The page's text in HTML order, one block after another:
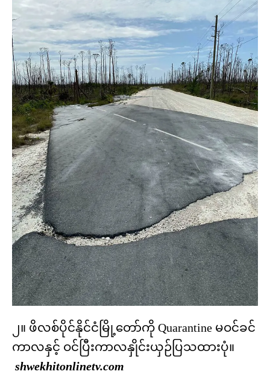
၂။ ဖိလစ်ပိုင်နိုင်ငံမြို့တော်ကို Quarantine မဝင်ခင်
ကာလနှင့် ဝင်ပြီးကာလနှိုင်းယှဉ်ပြသထားပုံ။
shwekhitonlinetv.com